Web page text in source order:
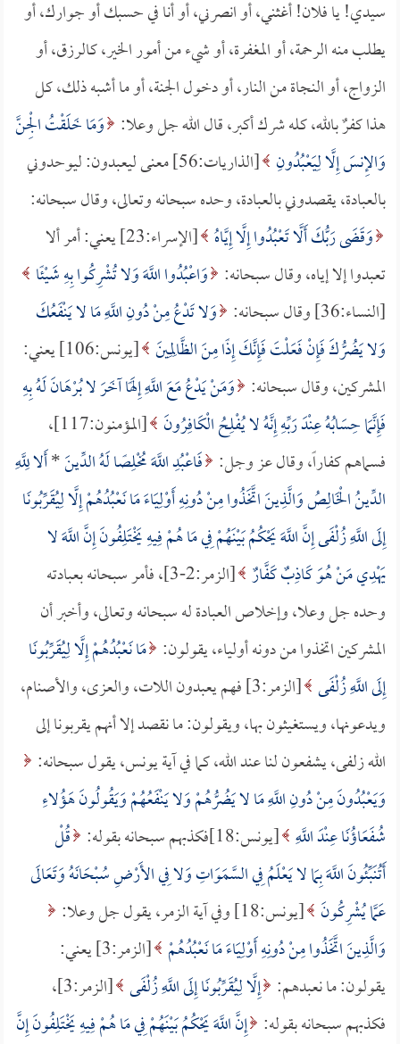
سيدي! يا فلان! أغثني، أو انصرني، أو أنا في حسبك أو جوارك، أو
يطلب منه الرحمة، أو المغفرة، أو شيء من أمور الخير، كالرزق، أو
الزواج، أو النجاة من النار، أو دخول الجنة، أو ما أشبه ذلك، كل
هذا كفرٌ بالله، كله شرك أكبر، قال الله جل وعلا: وَمَا خَلَقْتُ الْجِنَّ
وَالإِنسَ إِلَّا لِيَعْبُدُونِ
[الذاريات:56] معنى ليعبدون: ليوحدوني
بالعبادة، يقصدوني بالعبادة، وحده سبحانه وتعالى، وقال سبحانه:
وَقَضَى رَبُّكَ أَلَّا تَعْبُدُوا إِلَّا إِيَّاهُ
[الإسراء:23] يعني: أمر ألا
تعبدوا إلا إياه، وقال سبحانه: وَاعْبُدُوا اللَّهَ وَلا تُشْرِكُوا بِهِ شَيْئًا
[النساء:36] وقال سبحانه:
وَلا تَدْعُ مِنْ دُونِ اللَّهِ مَا لا يَنْفَعُكَ
وَلا يَضُرُّكَ فَإِنْ فَعَلْتَ فَإِنَّكَ إِذًا مِنَ الظَّالِمِينَ
[يونس:106] يعني:
المشركين، وقال سبحانه: وَمَنْ يَدْعُ مَعَ اللَّهِ إِلَهًا آخَرَ لا بُرْهَانَ لَهُ بِهِ
فَإِنَّمَا حِسَابُهُ عِنْدَ رَبِّهِ إِنَّهُ لا يُفْلِحُ الْكَافِرُونَ
[المؤمنون:117]،
فسماهم كفاراً، وقال عز وجل: فَاعْبُدِ اللَّهَ مُخْلِصًا لَهُ الدِّينَ*أَلا لِلَّهِ
الدِّينُ الْخَالِصُ وَالَّذِينَ اتَّخَذُوا مِنْ دُونِهِ أَوْلِيَاءَ مَا نَعْبُدُهُمْ إِلَّا لِيُقَرِّبُونَا
إِلَى اللَّهِ زُلْفَى إِنَّ اللَّهَ يَحْكُمُ بَيْنَهُمْ فِي مَا هُمْ فِيهِ يَخْتَلِفُونَ إِنَّ اللَّهَ لا
يَهْدِي مَنْ هُوَ كَاذِبٌ كَفَّارٌ
[الزمر:2-3]، فأمر سبحانه بعبادته
وحده جل وعلا، وإخلاص العبادة له سبحانه وتعالى، وأخبر أن
المشركين اتخذوا من دونه أولياء، يقولون: مَا نَعْبُدُهُمْ إِلَّا لِيُقَرِّبُونَا
إِلَى اللَّهِ زُلْفَى
[الزمر:3] فهم يعبدون اللات، والعزى، والأصنام،
ويدعونها، ويستغيثون بها، ويقولون: ما نقصد إلا أنهم يقربونا إلى
الله زلفى، يشفعون لنا عند الله، كما في آية يونس، يقول سبحانه:
وَيَعْبُدُونَ مِنْ دُونِ اللَّهِ مَا لا يَضُرُّهُمْ وَلا يَنْفَعُهُمْ وَيَقُولُونَ هَؤُلاءِ
شُفَعَاؤُنَا عِنْدَ اللَّهِ [يونس:18]فكذبهم سبحانه بقوله:
قُلْ
أَتُنَبِّئُونَ اللَّهَ بِمَا لا يَعْلَمُ فِي السَّمَوَاتِ وَلا فِي الأَرْضِ سُبْحَانَهُ وَتَعَالَى
عَمَّا يُشْرِكُونَ [يونس:18] وفي آية الزمر، يقول جل وعلا:
وَالَّذِينَ اتَّخَذُوا مِنْ دُونِهِ أَوْلِيَاءَ مَا نَعْبُدُهُمْ
[الزمر:3] يعني:
يقولون: ما نعبدهم: إِلَّا لِيُقَرِّبُونَا إِلَى اللَّهِ زُلْفَى
[الزمر:3]،
فكذبهم سبحانه بقوله: إِنَّ اللَّهَ يَحْكُمُ بَيْنَهُمْ فِي مَا هُمْ فِيهِ يَخْتَلِفُونَ إِنَّ